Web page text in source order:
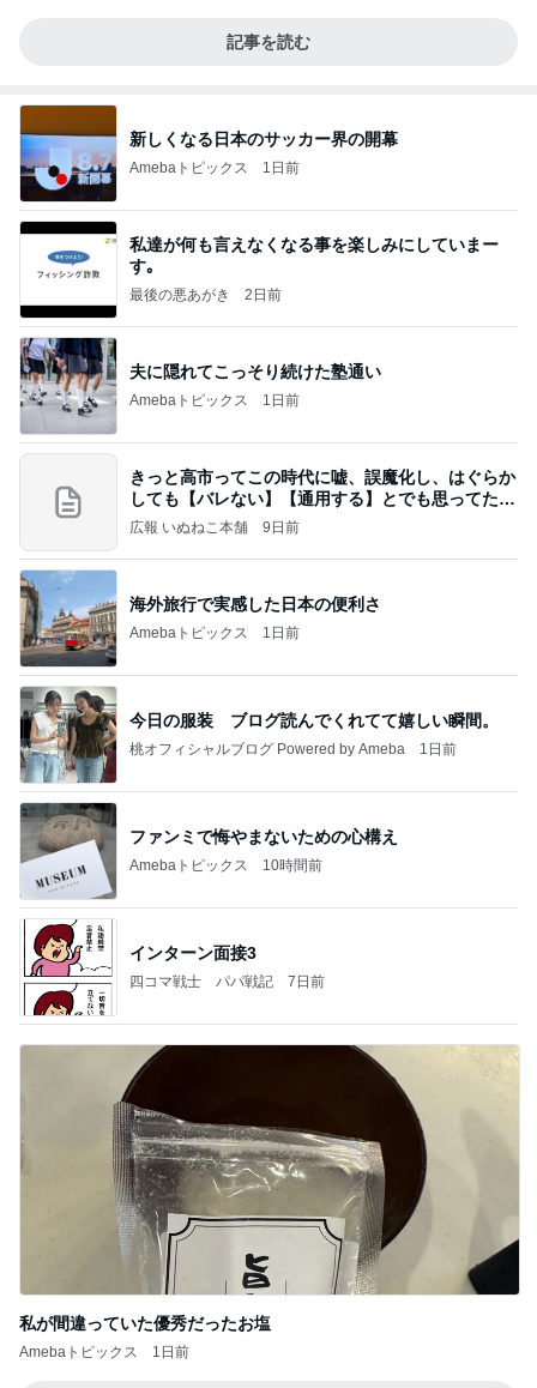
記事を読む
新しくなる日本のサッカー界の開幕
Amebaトピックス 1日前
私達が何も言えなくなる事を楽しみにしていまー
す｡
最後の悪あがき 2日前
夫に隠れてこっそり続けた塾通い
Amebaトピックス 1日前
きっと高市ってこの時代に嘘、誤魔化し、はぐらか
しても【バレない】【通用する】とでも思ってたん
だろ
広報 いぬねこ本舗 9日前
海外旅行で実感した日本の便利さ
Amebaトピックス 1日前
今日の服装 ブログ読んでくれてて嬉しい瞬間。
桃オフィシャルブログ Powered by Ameba 1日前
ファンミで悔やまないための心構え
Amebaトピックス 10時間前
インターン面接3
四コマ戦士 パパ戦記 7日前
私が間違っていた優秀だったお塩
Amebaトピックス 1日前